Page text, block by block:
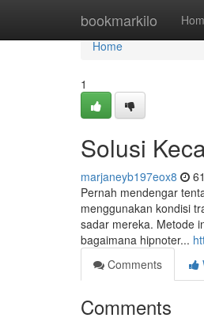
bookmarkilo
Home
Home
1
Solusi
marjaneyb197eox8
Pernah mendengar
menggunakan kondisi
sadar mereka. Metode
bagaimana hipnoter...
Comments
Comments